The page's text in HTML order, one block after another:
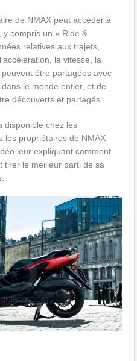
de NMAX peut accéder à
compris un « Ride &
relatives aux trajets,
la vitesse, la
être partagées avec
le monde entier, et de
découverts et partagés.
disponible chez les
les propriétaires de NMAX
leur expliquant comment
tirer le meilleur parti de sa